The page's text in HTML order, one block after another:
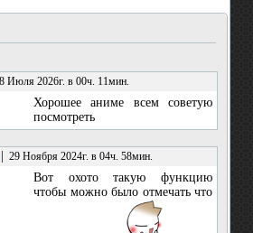
8 Июля 2026г. в 00ч. 11мин.
Хорошее аниме всем советую
посмотреть
29 Ноября 2024г. в 04ч. 58мин.
Вот охото такую функцию
чтобы можно было отмечать что